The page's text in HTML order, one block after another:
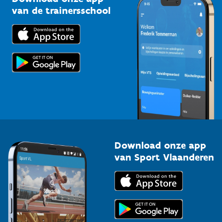
Bedrijven
Trainers en begeleiders
Topsporters
Downloads
Voor de pers
van de trainersschool
Download onze app
van Sport Vlaanderen